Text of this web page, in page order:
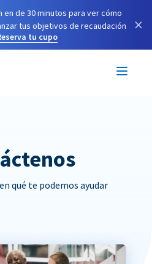
en de 30 minutos para ver cómo
tus objetivos de recaudación
tu cupo
×
qué te podemos ayudar